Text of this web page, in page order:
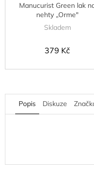
Manucurist Green lak
nehty „Orme"
Skladem
379 Kč
Popis Diskuze